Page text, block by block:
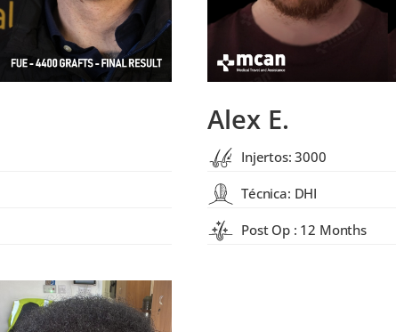
Alex E.
Injertos: 3000
Técnica: DHI
Post Op : 12 Months